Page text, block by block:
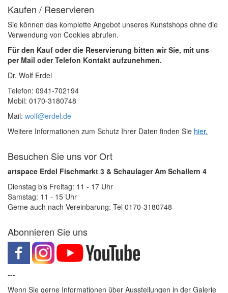
Kaufen / Reservieren
Sie können das komplette Angebot unseres Kunstshops ohne die
Verwendung von Cookies abrufen.
Für den Kauf oder die Reservierung bitten wir Sie, mit uns
per Mail oder Telefon Kontakt aufzunehmen.
Dr. Wolf Erdel
Telefon: 0941-702194
Mobil: 0170-3180748
Mail: wolf@erdel.de
Weitere Informationen zum Schutz Ihrer Daten finden Sie hier.
Besuchen Sie uns vor Ort
artspace Erdel Fischmarkt 3 & Schaulager Am Schallern 4
Dienstag bis Freitag: 11 - 17 Uhr
Samstag: 11 - 15 Uhr
Gerne auch nach Vereinbarung: Tel 0170-3180748
Abonnieren Sie uns
---
Wenn Sie gerne Informationen über Ausstellungen in der Galerie